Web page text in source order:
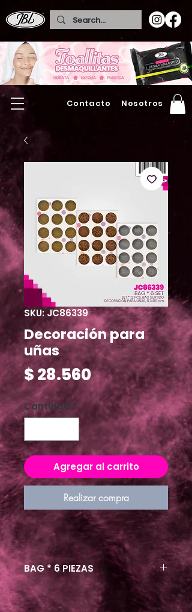
Contacto Nosotros
SKU: JC86339
Decoración para
uñas
$ 28.560Precio
Cantidad *
Agregar al carrito
Realizar compra
BAG * 6 PIEZAS